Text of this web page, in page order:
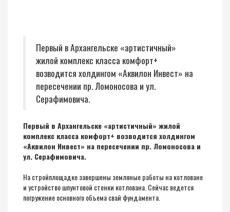
Первый в Архангельске «артистичный»
жилой комплекс класса комфорт+
возводится холдингом «Аквилон Инвест» на
пересечении пр. Ломоносова и ул.
Серафимовича.
Первый в Архангельске «артистичный» жилой
комплекс класса комфорт+ возводится холдингом
«Аквилон Инвест» на пересечении пр. Ломоносова и
ул. Серафимовича.
На стройплощадке завершены земляные работы на котловане
и устройство шпунтовой стенки котлована. Сейчас ведется
погружение основного объема свай фундамента.